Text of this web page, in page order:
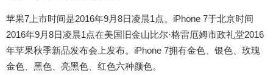
苹果7上市时间是2016年9月8日凌晨1点。iPhone 7于北京时间
2016年9月8日凌晨1点在美国旧金山比尔·格雷厄姆市政礼堂2016
年苹果秋季新品发布会上发布。iPhone 7拥有金色、银色、玫瑰
金色、黑色、亮黑色、红色六种颜色。